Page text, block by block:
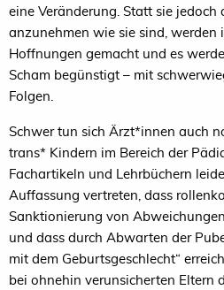
eine Veränderung. Statt sie jedoch
anzunehmen wie sie sind, werden
Hoffnungen gemacht und es
Scham begünstigt – mit
Folgen.
Schwer tun sich Ärzt*innen auch
trans* Kindern im Bereich der
Fachartikeln und Lehrbüchern
Auffassung vertreten, dass
Sanktionierung von
und dass durch Abwarten der
mit dem Geburtsgeschlecht“
bei ohnehin verunsicherten Eltern